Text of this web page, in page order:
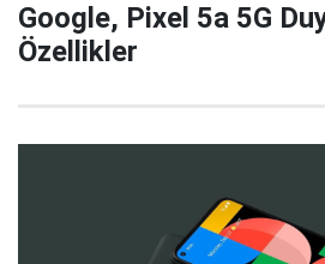
Google, Pixel 5a 5G
Özellikler